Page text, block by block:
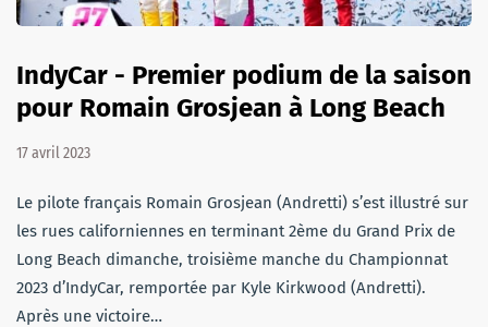
IndyCar - Premier podium de la saison
pour Romain Grosjean à Long Beach
17 avril 2023
Le pilote français Romain Grosjean (Andretti) s’est illustré sur
les rues californiennes en terminant 2ème du Grand Prix de
Long Beach dimanche, troisième manche du Championnat
2023 d’IndyCar, remportée par Kyle Kirkwood (Andretti).
Après une victoire…